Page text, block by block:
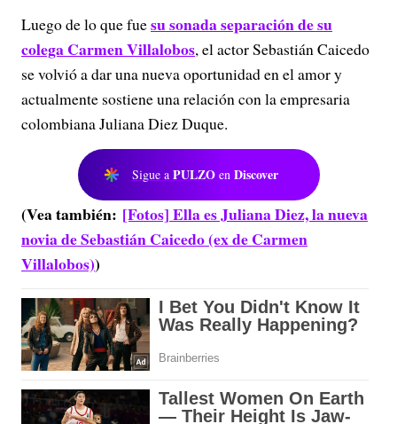
Luego de lo que fuesu sonada separación de su
colega Carmen Villalobos, el actor Sebastián Caicedo
se volvió a dar una nueva oportunidad en el amor y
actualmente sostiene una relación con la empresaria
colombiana Juliana Diez Duque.
Sigue a PULZO en Discover
(Vea también: [Fotos] Ella es Juliana Diez, la nueva
novia de Sebastián Caicedo (ex de Carmen
Villalobos))